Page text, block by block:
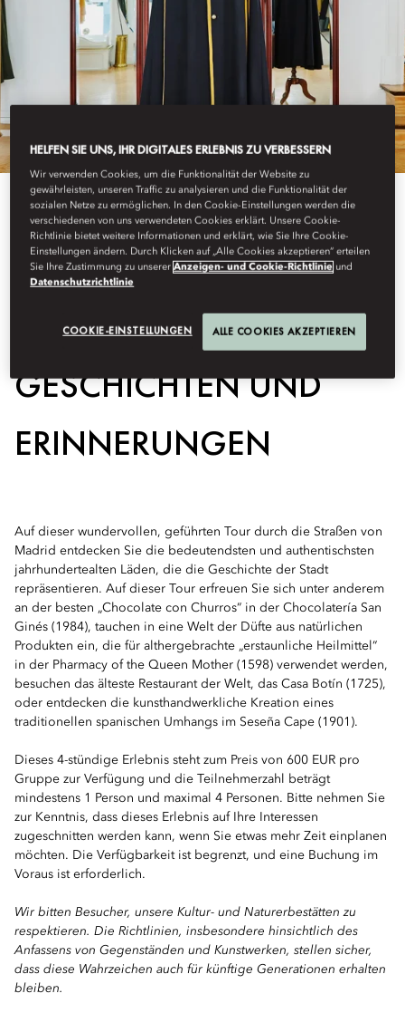
View All
JAHRHUNDERTEALTE
GESCHÄFTE IN MADRID:
GESCHICHTEN UND
ERINNERUNGEN
Auf dieser wundervollen, geführten Tour durch die Straßen von
Madrid entdecken Sie die bedeutendsten und authentischsten
jahrhundertealten Läden, die die Geschichte der Stadt
repräsentieren. Auf dieser Tour erfreuen Sie sich unter anderem
an der besten „Chocolate con Churros“ in der Chocolatería San
Ginés (1984), tauchen in eine Welt der Düfte aus natürlichen
Produkten ein, die für althergebrachte „erstaunliche Heilmittel“
in der Pharmacy of the Queen Mother (1598) verwendet werden,
besuchen das älteste Restaurant der Welt, das Casa Botín (1725),
oder entdecken die kunsthandwerkliche Kreation eines
traditionellen spanischen Umhangs im Seseña Cape (1901).
Dieses 4-stündige Erlebnis steht zum Preis von 600 EUR pro
Gruppe zur Verfügung und die Teilnehmerzahl beträgt
mindestens 1 Person und maximal 4 Personen. Bitte nehmen Sie
zur Kenntnis, dass dieses Erlebnis auf Ihre Interessen
zugeschnitten werden kann, wenn Sie etwas mehr Zeit einplanen
möchten. Die Verfügbarkeit ist begrenzt, und eine Buchung im
Voraus ist erforderlich.
Wir bitten Besucher, unsere Kultur- und Naturerbestätten zu
respektieren. Die Richtlinien, insbesondere hinsichtlich des
Anfassens von Gegenständen und Kunstwerken, stellen sicher,
dass diese Wahrzeichen auch für künftige Generationen erhalten
bleiben.
HELFEN SIE UNS, IHR DIGITALES ERLEBNIS ZU VERBESSERN
Wir verwenden Cookies, um die Funktionalität der Website zu
gewährleisten, unseren Traffic zu analysieren und die Funktionalität der
sozialen Netze zu ermöglichen. In den Cookie-Einstellungen werden die
verschiedenen von uns verwendeten Cookies erklärt. Unsere Cookie-
Richtlinie bietet weitere Informationen und erklärt, wie Sie Ihre Cookie-
Einstellungen ändern. Durch Klicken auf „Alle Cookies akzeptieren“ erteilen
Sie Ihre Zustimmung zu unsererAnzeigen- und Cookie-Richtlinie und
Datenschutzrichtlinie
COOKIE-EINSTELLUNGEN ALLE COOKIES AKZEPTIEREN